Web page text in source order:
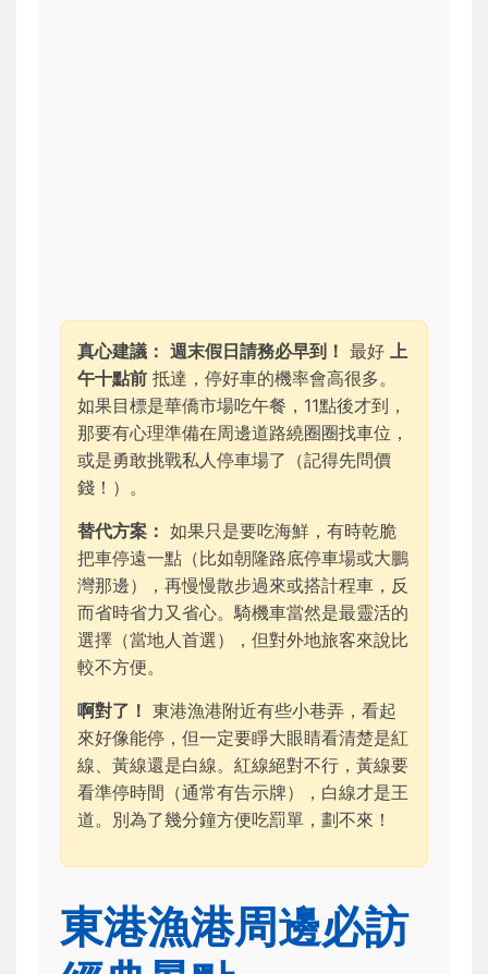
真心建議： 週末假日請務必早到！ 最好 上
午十點前 抵達，停好車的機率會高很多。
如果目標是華僑市場吃午餐，11點後才到，
那要有心理準備在周邊道路繞圈圈找車位，
或是勇敢挑戰私人停車場了（記得先問價
錢！）。
替代方案： 如果只是要吃海鮮，有時乾脆
把車停遠一點（比如朝隆路底停車場或大鵬
灣那邊），再慢慢散步過來或搭計程車，反
而省時省力又省心。騎機車當然是最靈活的
選擇（當地人首選），但對外地旅客來說比
較不方便。
啊對了！ 東港漁港附近有些小巷弄，看起
來好像能停，但一定要睜大眼睛看清楚是紅
線、黃線還是白線。紅線絕對不行，黃線要
看準停時間（通常有告示牌），白線才是王
道。別為了幾分鐘方便吃罰單，劃不來！
東港漁港周邊必訪